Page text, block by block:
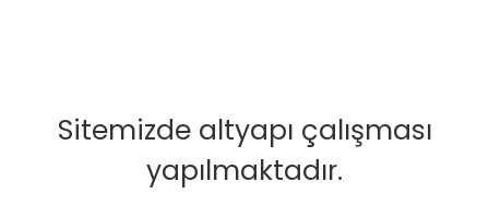
Sitemizde altyapı çalışması
yapılmaktadır.